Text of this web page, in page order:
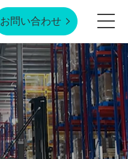
お問い合わせ